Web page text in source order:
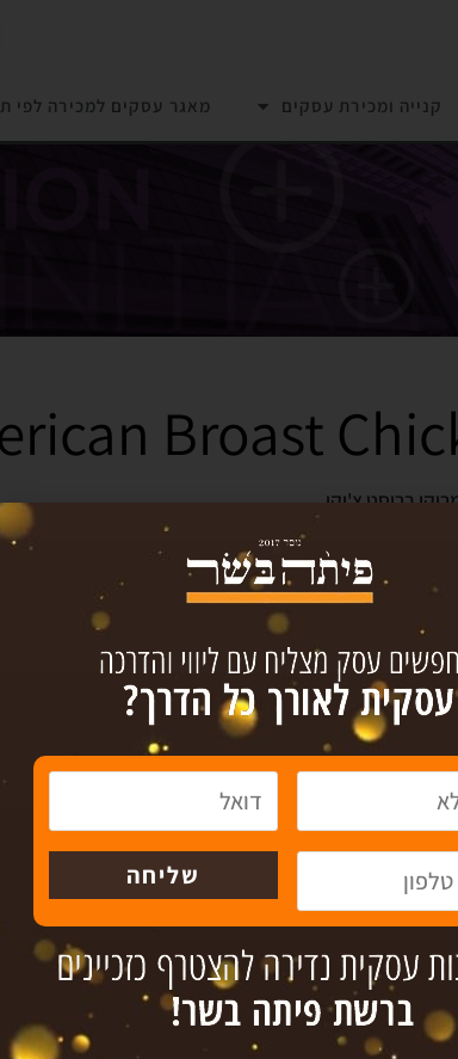
קנייה ומכירת עסקים מאגר עסקים למכירה לפי
Broast
ברוסט צ'יקן
בישראל.
בצלייה ובטיגון של נתחי עוף באיכות גבוהה, עם
עופות מטוגנים על כלחלקיהם, לרבות כנפיים, כרעיים,
המחירים במקום שווים לכל כיס וניתן ליהנות מארוחה
אותך , זכיין רעב להצלחה!
הזדמנויות עסקיות, עסקים למכירה וזכיינות בתחומי
לפרטים נוספים צרו קשר